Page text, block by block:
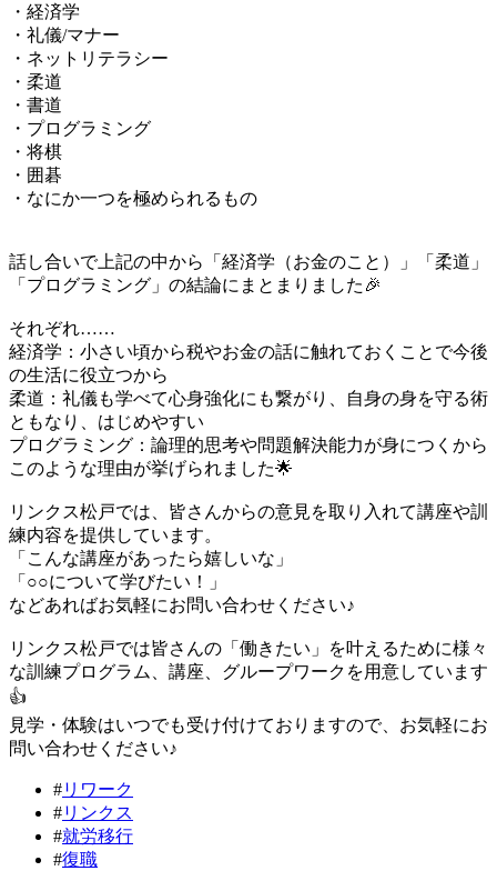
・経済学
・礼儀/マナー
・ネットリテラシー
・柔道
・書道
・プログラミング
・将棋
・囲碁
・なにか一つを極められるもの
話し合いで上記の中から「経済学（お金のこと）」「柔道」
「プログラミング」の結論にまとまりました🎉
それぞれ……
経済学：小さい頃から税やお金の話に触れておくことで今後
の生活に役立つから
柔道：礼儀も学べて心身強化にも繋がり、自身の身を守る術
ともなり、はじめやすい
プログラミング：論理的思考や問題解決能力が身につくから
このような理由が挙げられました🌟
リンクス松戸では、皆さんからの意見を取り入れて講座や訓
練内容を提供しています。
「こんな講座があったら嬉しいな」
「○○について学びたい！」
などあればお気軽にお問い合わせください♪
リンクス松戸では皆さんの「働きたい」を叶えるために様々
な訓練プログラム、講座、グループワークを用意しています
👍
見学・体験はいつでも受け付けておりますので、お気軽にお
問い合わせください♪
#リワーク
#リンクス
#就労移行
#復職